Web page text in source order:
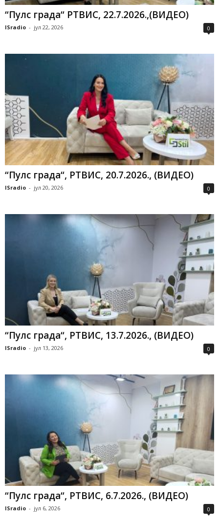
“Пулс града“ РТВИС, 22.7.2026.,(ВИДЕО)
ISradio - јул 22, 2026 0
“Пулс града“, РТВИС, 20.7.2026., (ВИДЕО)
ISradio - јул 20, 2026 0
“Пулс града“, РТВИС, 13.7.2026., (ВИДЕО)
ISradio - јул 13, 2026 0
“Пулс града“, РТВИС, 6.7.2026., (ВИДЕО)
ISradio - јул 6, 2026 0